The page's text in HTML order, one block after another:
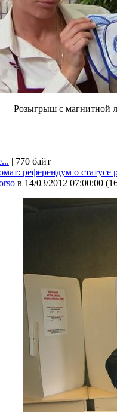
Розыгрыш с магнитной
| 770 байт
референдум о статусе
в 14/03/2012 07:00:00 (